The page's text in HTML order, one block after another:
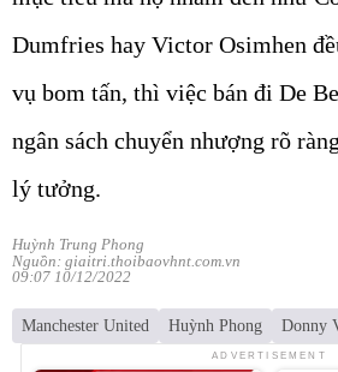
Dumfries hay Victor Osimhen
vụ bom tấn, thì việc bán đi De
ngân sách chuyển nhượng rõ
lý tưởng.
Huỳnh Trung Phong
Nguồn: giaitri.thoibaovhnt.com.vn
09:07 10/12/2022
Manchester United Huỳnh Phong Donny
ADVERTISEMENT
Unmute